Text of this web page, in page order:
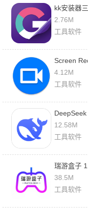
kk安装器
2.76M
工具软件
Screen
4.12M
工具软件
12.58M
工具软件
瑞游盒子
38.5M
工具软件